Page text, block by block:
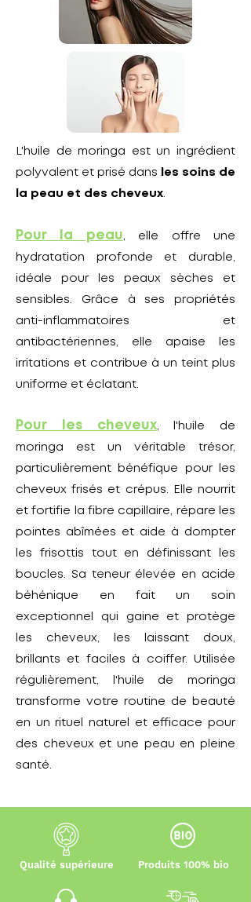
L'huile de moringa est un ingrédient
polyvalent et prisé dans les soins de
la peau et des cheveux
Pour la peau , elle offre une
hydratation profonde et durable,
idéale pour les peaux sèches et
sensibles. Grâce à ses propriétés
anti-inflammatoires et
antibactériennes, elle apaise les
irritations et contribue à un teint plus
uniforme et éclatant.
Pour les cheveux, l'huile de
moringa est un véritable trésor,
particulièrement bénéfique pour les
cheveux frisés et crépus. Elle nourrit
et fortifie la fibre capillaire, répare les
pointes abîmées et aide à dompter
les frisottis tout en définissant les
boucles. Sa teneur élevée en acide
béhénique en fait un soin
exceptionnel qui gaine et protège
les cheveux, les laissant doux,
brillants et faciles à coiffer. Utilisée
régulièrement, l'huile de moringa
transforme votre routine de beauté
en un rituel naturel et efficace pour
des cheveux et une peau en pleine
santé.
Qualité supérieure Produits 100% bio